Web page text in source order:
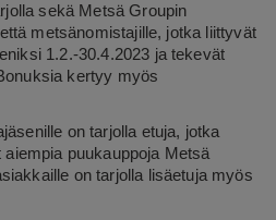
sekä Metsä Groupin
metsänomistajille, jotka liittyvät
1.2.-30.4.2023 ja tekevät
kertyy myös
on tarjolla etuja, jotka
puukauppoja Metsä
on tarjolla lisäetuja myös